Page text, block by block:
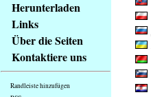
tomto
webu
základní
Hlavní
strana
Herunterladen
Links
Über die Seiten
Kontaktiere uns
Randleiste hinzufügen